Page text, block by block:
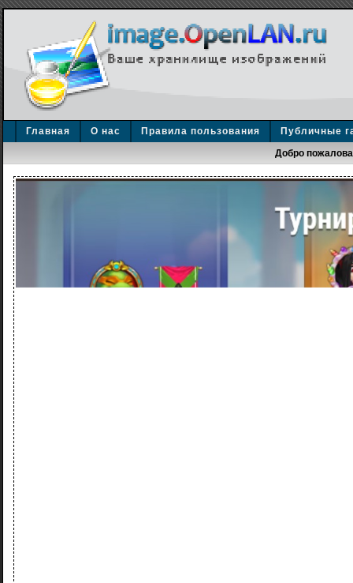
Главная О нас Правила пользования
Публичные
Добро